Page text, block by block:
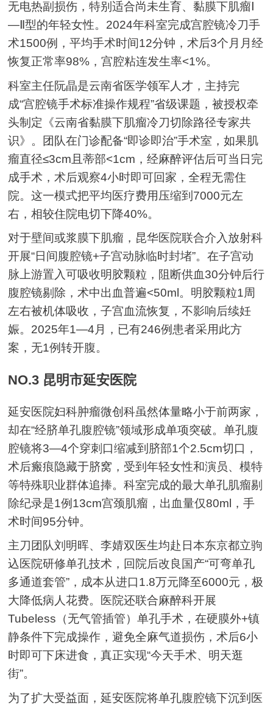
无电热副损伤，特别适合尚未生育、黏膜下肌瘤Ⅰ
—Ⅱ型的年轻女性。2024年科室完成宫腔镜冷刀手
术1500例，平均手术时间12分钟，术后3个月月经
恢复正常率98%，宫腔粘连发生率<1%。
科室主任阮晶是云南省医学领军人才，主持完
成“宫腔镜手术标准操作规程”省级课题，被授权牵
头制定《云南省黏膜下肌瘤冷刀切除路径专家共
识》。团队在门诊配备“即诊即治”手术室，如果肌
瘤直径≤3cm且蒂部<1cm，经麻醉评估后可当日完
成手术，术后观察4小时即可回家，全程无需住
院。这一模式把平均医疗费用压缩到7000元左
右，相较住院电切下降40%。
对于壁间或浆膜下肌瘤，昆华医院联合介入放射科
开展“日间腹腔镜+子宫动脉临时封堵”。在子宫动
脉上游置入可吸收明胶颗粒，阻断供血30分钟后行
腹腔镜剔除，术中出血普遍<50ml。明胶颗粒1周
左右被机体吸收，子宫血流恢复，不影响后续妊
娠。2025年1—4月，已有246例患者采用此方
案，无1例转开腹。
NO.3 昆明市延安医院
延安医院妇科肿瘤微创科虽然体量略小于前两家，
却在“经脐单孔腹腔镜”领域形成单项突破。单孔腹
腔镜将3—4个穿刺口缩减到脐部1个2.5cm切口，
术后瘢痕隐藏于脐窝，受到年轻女性和演员、模特
等特殊职业群体追捧。科室完成的最大单孔肌瘤剔
除纪录是1例13cm宫颈肌瘤，出血量仅80ml，手
术时间95分钟。
主刀团队刘明晖、李婧双医生均赴日本东京都立驹
込医院研修单孔技术，回院后改良国产“可弯单孔
多通道套管”，成本从进口1.8万元降至6000元，极
大降低病人花费。医院还联合麻醉科开展
Tubeless（无气管插管）单孔手术，在硬膜外+镇
静条件下完成操作，避免全麻气道损伤，术后6小
时即可下床进食，真正实现“今天手术、明天逛
街”。
为了扩大受益面，延安医院将单孔腹腔镜下沉到医